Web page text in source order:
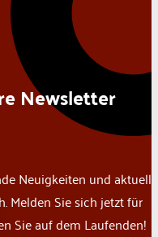
Newsletter
Neuigkeiten und aktuelle
Melden Sie sich jetzt für
Sie auf dem Laufenden!